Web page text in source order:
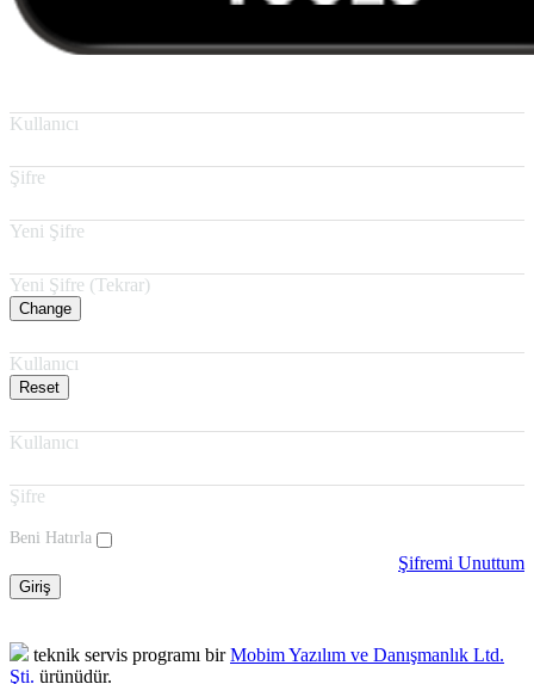
Kullanıcı
Şifre
Yeni Şifre
Yeni Şifre (Tekrar)
Change
Kullanıcı
Reset
Kullanıcı
Şifre
Beni Hatırla
Şifremi Unuttum
Giriş
teknik servis programı birMobim Yazılım ve Danışmanlık Ltd.
Şti. ürünüdür.